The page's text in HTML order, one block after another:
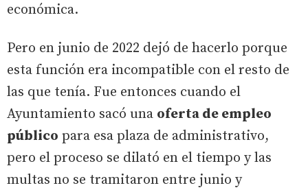
económica.
Pero en junio de 2022 dejó de hacerlo porque
esta función era incompatible con el resto de
las que tenía. Fue entonces cuando el
Ayuntamiento sacó una oferta de empleo
público para esa plaza de administrativo,
pero el proceso se dilató en el tiempo y las
multas no se tramitaron entre junio y